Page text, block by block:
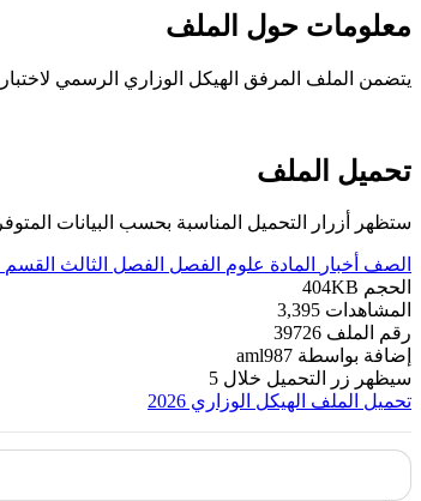
معلومات حول الملف
يتضمن الملف المرفق الهيكل الوزاري الرسمي لاختبارات نهاية الفصل الدراسي
تحميل الملف
ستظهر أزرار التحميل المناسبة بحسب البيانات
الصف أخبار المادة علوم الفصل الفصل الثالث القسم
الحجم 404KB
المشاهدات 3,395
رقم الملف 39726
إضافة بواسطة aml987
سيظهر زر التحميل خلال 5
تحميل الملف الهيكل الوزاري 2026